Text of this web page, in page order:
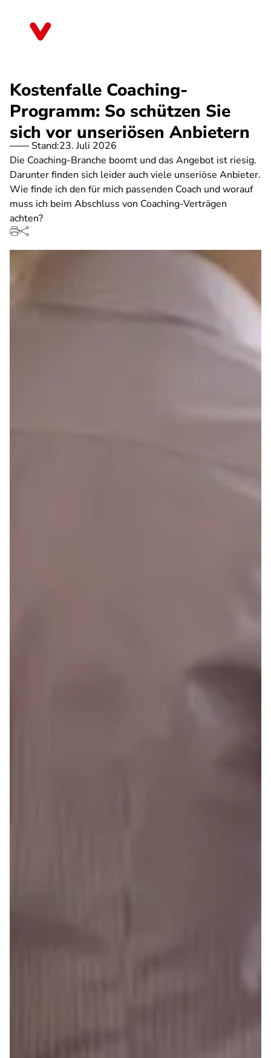
Kostenfalle Coaching-
Programm: So schützen Sie
sich vor unseriösen Anbietern
Stand:23. Juli 2026
Die Coaching-Branche boomt und das Angebot ist riesig.
Darunter finden sich leider auch viele unseriöse Anbieter.
Wie finde ich den für mich passenden Coach und worauf
muss ich beim Abschluss von Coaching-Verträgen
achten?